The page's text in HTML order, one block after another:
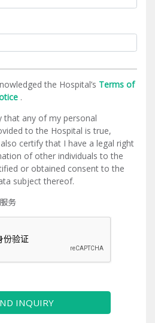
the Hospital’s Terms of
.
that any of my personal
to the Hospital is true,
certify that I have a legal right
of other individuals to the
or obtained consent to the
subject thereof.
务
INQUIRY